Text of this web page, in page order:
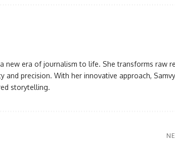
new era of journalism to life. She transforms raw
precision. With her innovative approach,
storytelling.